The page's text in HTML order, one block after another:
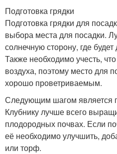
Подготовка грядки
Подготовка грядки для
выбора места для посадки.
солнечную сторону, где
Также необходимо учесть,
воздуха, поэтому место для
хорошо проветриваемым.
Следующим шагом является
Клубнику лучше всего
плодородных почвах. Если
её необходимо улучшить,
или торф.